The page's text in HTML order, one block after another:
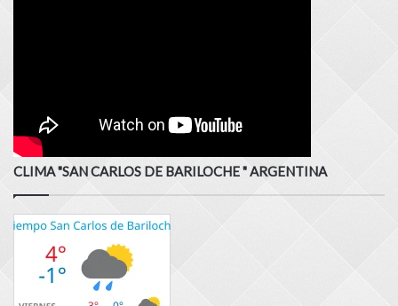
CLIMA "SAN CARLOS DE BARILOCHE " ARGENTINA